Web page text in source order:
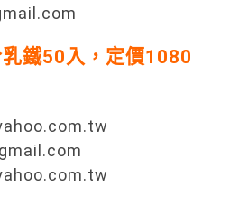
鐵50入，定價1080